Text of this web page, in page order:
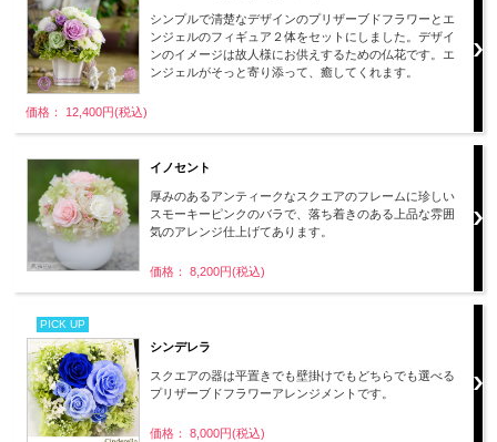
シンプルで清楚なデザインのプリザーブドフラワーとエ
ンジェルのフィギュア２体をセットにしました。デザイ
ンのイメージは故人様にお供えするための仏花です。エ
ンジェルがそっと寄り添って、癒してくれます。
価格： 12,400円(税込)
イノセント
厚みのあるアンティークなスクエアのフレームに珍しい
スモーキーピンクのバラで、落ち着きのある上品な雰囲
気のアレンジ仕上げてあります。
価格： 8,200円(税込)
PICK UP
シンデレラ
スクエアの器は平置きでも壁掛けでもどちらでも選べる
プリザーブドフラワーアレンジメントです。
価格： 8,000円(税込)